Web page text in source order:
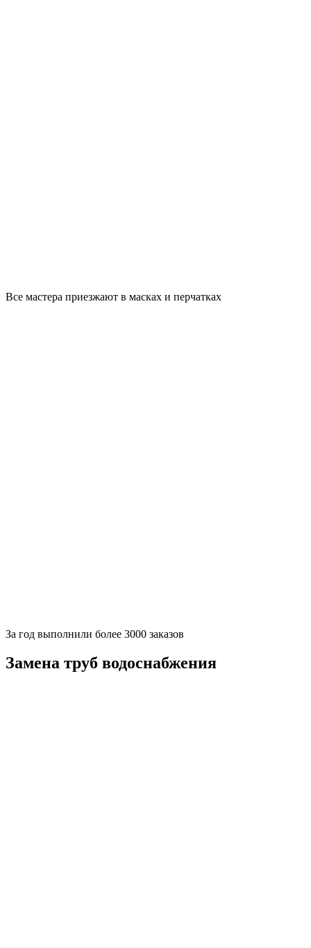
Все мастера приезжают в масках и перчатках
За год выполнили более 3000 заказов
Замена труб водоснабжения